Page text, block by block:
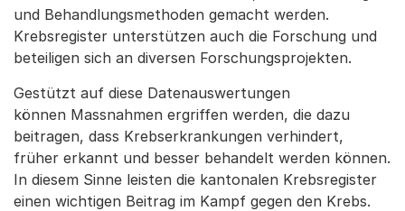
und Behandlungsmethoden gemacht werden.
Krebsregister unterstützen auch die Forschung und
beteiligen sich an diversen Forschungsprojekten.
Gestützt auf diese Datenauswertungen
können Massnahmen ergriffen werden, die dazu
beitragen, dass Krebserkrankungen verhindert,
früher erkannt und besser behandelt werden können.
In diesem Sinne leisten die kantonalen Krebsregister
einen wichtigen Beitrag im Kampf gegen den Krebs.